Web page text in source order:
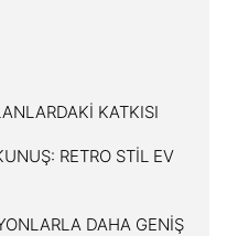
KATKISI
RETRO STİL EV
DAHA GENİŞ